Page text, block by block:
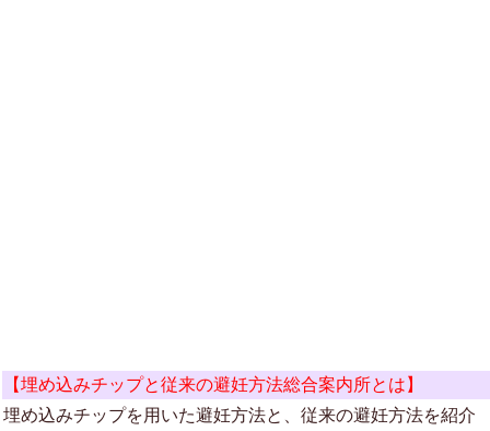
【埋め込みチップと従来の避妊方法総合案内所とは】
埋め込みチップを用いた避妊方法と、従来の避妊方法を紹介